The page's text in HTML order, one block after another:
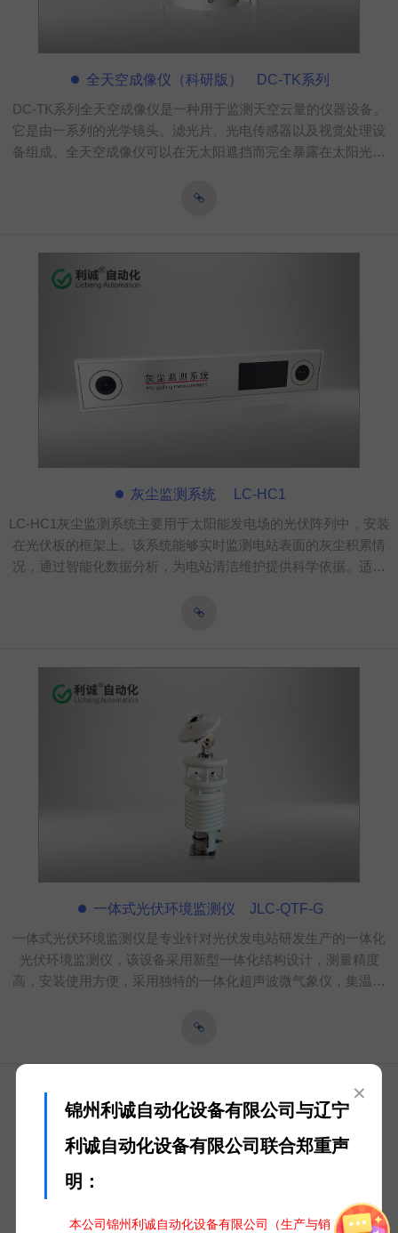
×
锦州利诚自动化设备有限公司与辽宁
利诚自动化设备有限公司联合郑重声
明：
本公司锦州利诚自动化设备有限公司（生产与销
全天空成像仪（科研版） DC-TK系列
DC-TK系列全天空成像仪是一种用于监测天空云量的仪器设备。
它是由一系列的光学镜头、滤光片、光电传感器以及视觉处理设
备组成。全天空成像仪可以在无太阳遮挡而完全暴露在太阳光照
析天空图像中的云量、云状、云轨迹等参数，可以用于，应用领
灰尘监测系统 LC-HC1
LC-HC1灰尘监测系统主要用于太阳能发电场的光伏阵列中，安装
在光伏板的框架上。该系统能够实时监测电站表面的灰尘积累情
况，通过智能化数据分析，为电站清洁维护提供科学依据。适用
能有效提升电站发电效率，降低运维成本，是光伏行业不可或缺
一体式光伏环境监测仪 JLC-QTF-G
一体式光伏环境监测仪是专业针对光伏发电站研发生产的一体化
光伏环境监测仪，该设备采用新型一体化结构设计，测量精度
高，安装使用方便，采用独特的一体化超声波微气象仪，集温湿
稳定性，是目前非常适合光伏发电站上使用的一体化光伏环境监